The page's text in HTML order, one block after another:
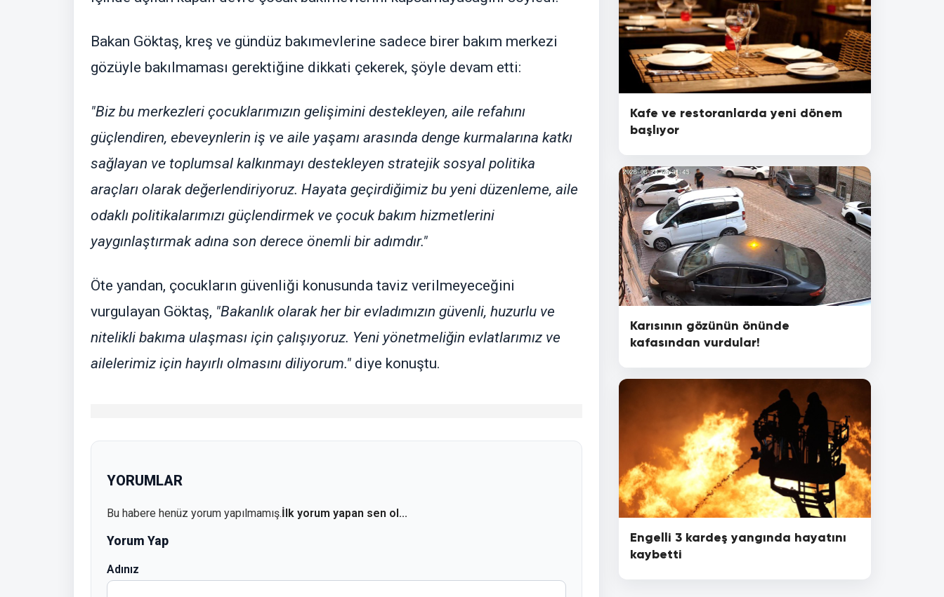
Bakan Göktaş, kreş ve gündüz bakımevlerine sadece birer bakım merkezi
gözüyle bakılmaması gerektiğine dikkati çekerek, şöyle devam etti:
"Biz bu merkezleri çocuklarımızın gelişimini destekleyen, aile refahını
güçlendiren, ebeveynlerin iş ve aile yaşamı arasında denge kurmalarına katkı
sağlayan ve toplumsal kalkınmayı destekleyen stratejik sosyal politika
araçları olarak değerlendiriyoruz. Hayata geçirdiğimiz bu yeni düzenleme, aile
odaklı politikalarımızı güçlendirmek ve çocuk bakım hizmetlerini
yaygınlaştırmak adına son derece önemli bir adımdır."
Öte yandan, çocukların güvenliği konusunda taviz verilmeyeceğini
vurgulayan Göktaş, "Bakanlık olarak her bir evladımızın güvenli, huzurlu ve
nitelikli bakıma ulaşması için çalışıyoruz. Yeni yönetmeliğin evlatlarımız ve
ailelerimiz için hayırlı olmasını diliyorum." diye konuştu.
YORUMLAR
Bu habere henüz yorum yapılmamış.İlk yorum yapan sen ol...
Yorum Yap
Adınız
Kafe ve restoranlarda yeni dönem
başlıyor
Karısının gözünün önünde
kafasından vurdular!
Engelli 3 kardeş yangında hayatını
kaybetti